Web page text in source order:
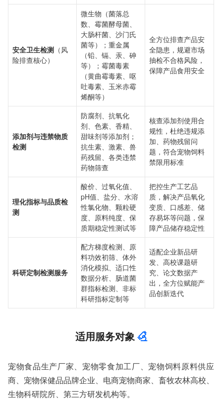
安全卫生检测 （风
险排查核心）
微生物（菌落总
数、霉菌酵母菌、
大肠杆菌、沙门氏
菌等）；重金属
（铅、镉、汞、砷
等）；霉菌毒素
（黄曲霉毒素、呕
吐毒素、玉米赤霉
烯酮等）
全方位排查产品安
全隐患，规避市场
抽检不合格风险，
保障产品食用安全
添加剂与违禁物质
检测
防腐剂、抗氧化
剂、色素、香精、
甜味剂等添加剂；
抗生素、激素、兽
药残留、各类违禁
药物筛查
核查添加剂使用合
规性，杜绝违规添
加、药物残留问
题，符合宠物饲料
禁限用标准
理化指标与品质检
测
酸价、过氧化值、
pH值、盐分、水溶
性氯化物、颗粒硬
度、原料纯度、保
质期稳定性测试等
把控生产工艺品
质，解决产品氧化
变质、口感差、储
存易坏等问题，保
障产品储存稳定性
科研定制检测服务
配方梯度检测、原
料功效初筛、体外
消化模拟、适口性
数据分析、肠道菌
群指标检测、非标
科研指标定制等
适配企业新品研
发、高校课题研
究、论文数据产
出，全方位赋能产
品创新迭代
适用服务对象
宠物食品生产厂家、宠物零食加工厂、宠物饲料原料供应
商、宠物保健品品牌企业、电商宠物商家、畜牧农林高校、
生物科研院所、第三方研发机构等。